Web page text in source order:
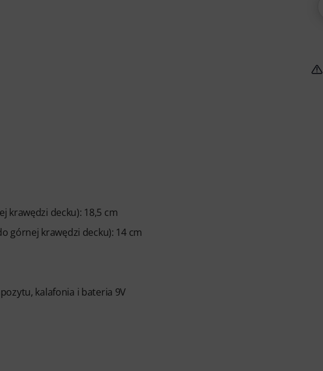
krawędzi decku): 18,5 cm
górnej krawędzi decku): 14 cm
kalafonia i bateria 9V